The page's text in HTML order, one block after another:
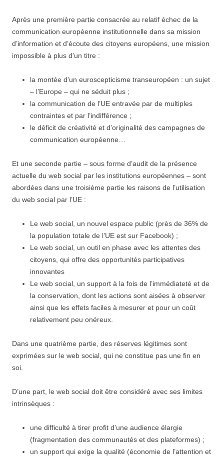
Après une première partie consacrée au relatif échec de la
communication européenne institutionnelle dans sa mission
d’information et d’écoute des citoyens européens, une mission
impossible à plus d’un titre :
la montée d’un euroscepticisme transeuropéen : un sujet
– l’Europe – qui ne séduit plus ;
la communication de l’UE entravée par de multiples
contraintes et par l’indifférence ;
le déficit de créativité et d’originalité des campagnes de
communication européenne…
Et une seconde partie – sous forme d’audit de la présence
actuelle du web social par les institutions européennes – sont
abordées dans une troisième partie les raisons de l’utilisation
du web social par l’UE :
Le web social, un nouvel espace public (près de 36% de
la population totale de l’UE est sur Facebook) ;
Le web social, un outil en phase avec les attentes des
citoyens, qui offre des opportunités participatives
innovantes
Le web social, un support à la fois de l’immédiateté et de
la conservation, dont les actions sont aisées à observer
ainsi que les effets faciles à mesurer et pour un coût
relativement peu onéreux.
Dans une quatrième partie, des réserves légitimes sont
exprimées sur le web social, qui ne constitue pas une fin en
soi.
D’une part, le web social doit être considéré avec ses limites
intrinsèques :
une difficulté à tirer profit d’une audience élargie
(fragmentation des communautés et des plateformes) ;
un support qui exige la qualité (économie de l’attention et